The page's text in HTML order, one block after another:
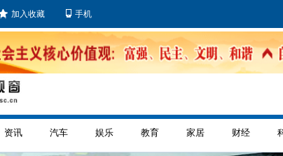
加入收藏 手机
资讯 汽车 娱乐 教育 家居 财经